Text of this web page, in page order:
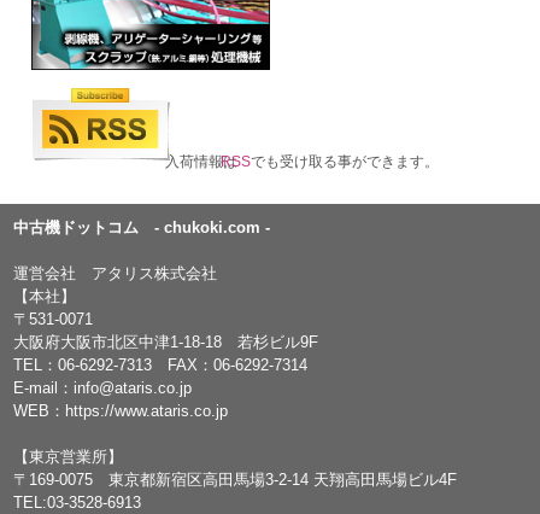
入荷情報はRSSでも受け取る事ができます。
中古機ドットコム - chukoki.com -
運営会社 アタリス株式会社
【本社】
〒531-0071
大阪府大阪市北区中津1-18-18 若杉ビル9F
TEL：06-6292-7313 FAX：06-6292-7314
E-mail： info@ataris.co.jp
WEB： https://www.ataris.co.jp
【東京営業所】
〒169-0075 東京都新宿区高田馬場3-2-14 天翔高田馬場ビル4F
TEL:03-3528-6913